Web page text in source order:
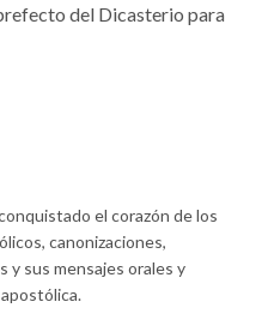
del Dicasterio para
el corazón de los
canonizaciones,
y sus mensajes orales y